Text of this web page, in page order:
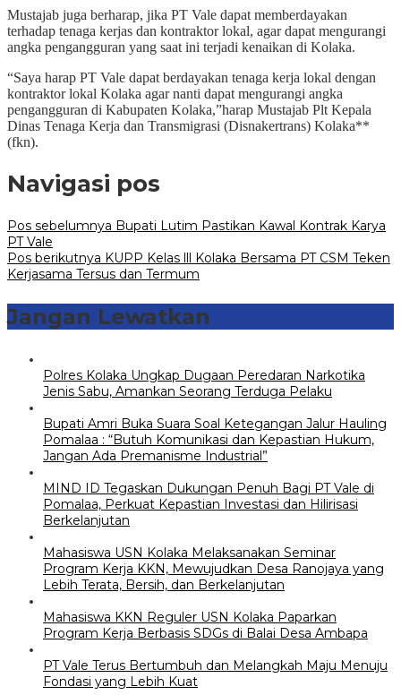
Mustajab juga berharap, jika PT Vale dapat memberdayakan
terhadap tenaga kerjas dan kontraktor lokal, agar dapat mengurangi
angka pengangguran yang saat ini terjadi kenaikan di Kolaka.
“Saya harap PT Vale dapat berdayakan tenaga kerja lokal dengan
kontraktor lokal Kolaka agar nanti dapat mengurangi angka
pengangguran di Kabupaten Kolaka,”harap Mustajab Plt Kepala
Dinas Tenaga Kerja dan Transmigrasi (Disnakertrans) Kolaka**
(fkn).
Navigasi pos
Pos sebelumnya Bupati Lutim Pastikan Kawal Kontrak Karya
PT Vale
Pos berikutnya KUPP Kelas lll Kolaka Bersama PT CSM Teken
Kerjasama Tersus dan Termum
Jangan Lewatkan
Polres Kolaka Ungkap Dugaan Peredaran Narkotika
Jenis Sabu, Amankan Seorang Terduga Pelaku
Bupati Amri Buka Suara Soal Ketegangan Jalur Hauling
Pomalaa : “Butuh Komunikasi dan Kepastian Hukum,
Jangan Ada Premanisme Industrial”
MIND ID Tegaskan Dukungan Penuh Bagi PT Vale di
Pomalaa, Perkuat Kepastian Investasi dan Hilirisasi
Berkelanjutan
Mahasiswa USN Kolaka Melaksanakan Seminar
Program Kerja KKN, Mewujudkan Desa Ranojaya yang
Lebih Terata, Bersih, dan Berkelanjutan
Mahasiswa KKN Reguler USN Kolaka Paparkan
Program Kerja Berbasis SDGs di Balai Desa Ambapa
PT Vale Terus Bertumbuh dan Melangkah Maju Menuju
Fondasi yang Lebih Kuat